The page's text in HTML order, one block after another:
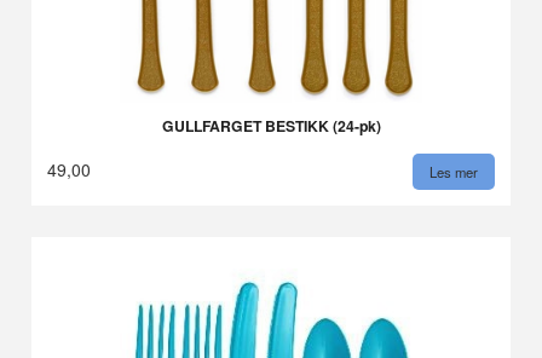
GULLFARGET BESTIKK (24-pk)
49,00 Les mer